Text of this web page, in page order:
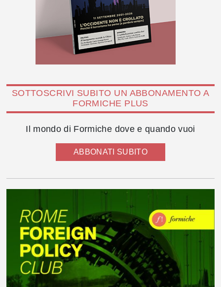
SOTTOSCRIVI SUBITO UN ABBONAMENTO A
FORMICHE PLUS
Il mondo di Formiche dove e quando vuoi
ABBONATI SUBITO